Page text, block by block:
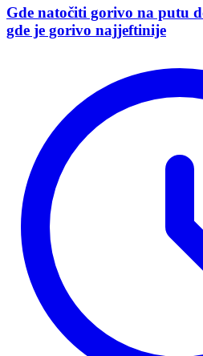
Gde natočiti gorivo na putu
gde je gorivo najjeftinije